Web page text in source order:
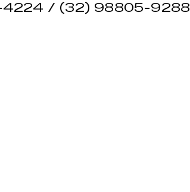
4224 / (32) 98805-9288